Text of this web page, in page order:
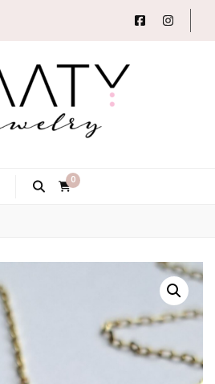
0